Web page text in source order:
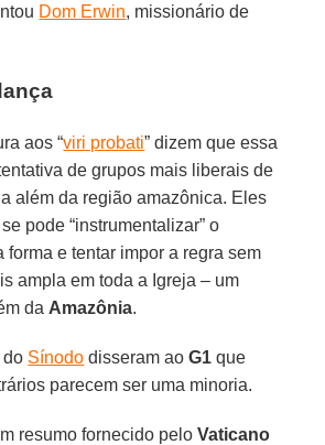
Dom Erwin, missionário de
aos “viri probati” dizem que essa
de grupos mais liberais de
além da região amazônica. Eles
pode “instrumentalizar” o
forma e tentar impor a regra sem
ampla em toda a Igreja – um
da Amazônia.
do Sínodo disseram ao G1 que
parecem ser uma minoria.
resumo fornecido peloVaticano